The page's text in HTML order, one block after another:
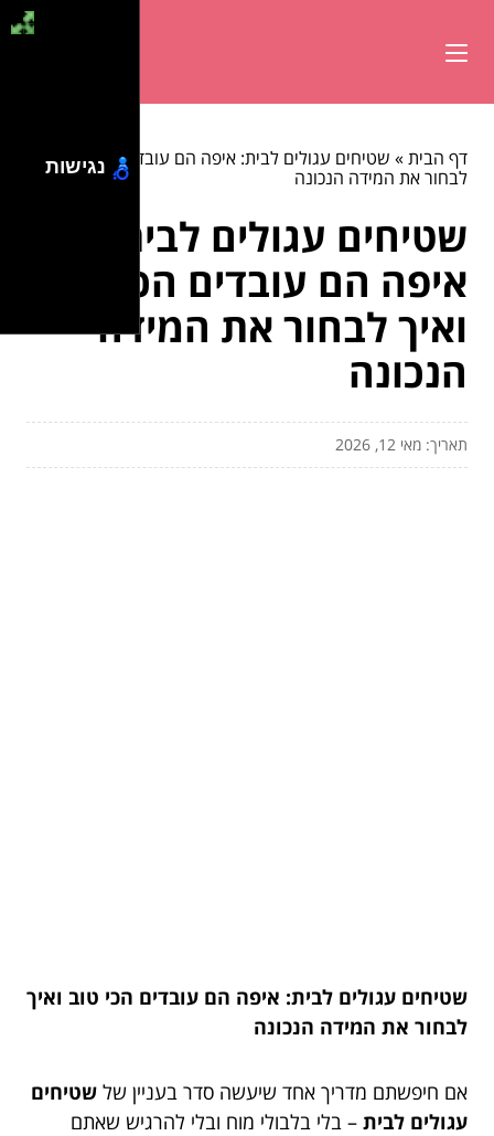
דף הבית» שטיחים עגולים לבית: איפה הם עובדים הכי טוב ואיך
לבחור את המידה הנכונה
שטיחים עגולים לבית:
איפה הם עובדים הכי טוב
ואיך לבחור את המידה
הנכונה
תאריך: מאי 12, 2026
שטיחים עגולים לבית: איפה הם עובדים הכי טוב ואיך
לבחור את המידה הנכונה
אם חיפשתם מדריך אחד שיעשה סדר בעניין של שטיחים
עגולים לבית – בלי בלבולי מוח ובלי להרגיש שאתם
נגישות